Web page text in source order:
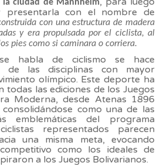
ciudad de Mannheim
presentarla con el nombre de
con una estructura de madera
y era propulsada por el ciclista, al
pies como si caminara o corriera.
habla de ciclismo se hace
de las disciplinas con mayor
olímpico. Este deporte ha
todas las ediciones de los Juegos
Moderna, desde Atenas 1896
como una de las
emblemáticas del programa
representados parecen
una misma meta, evocando
como los ideales de
a los Juegos Bolivarianos.